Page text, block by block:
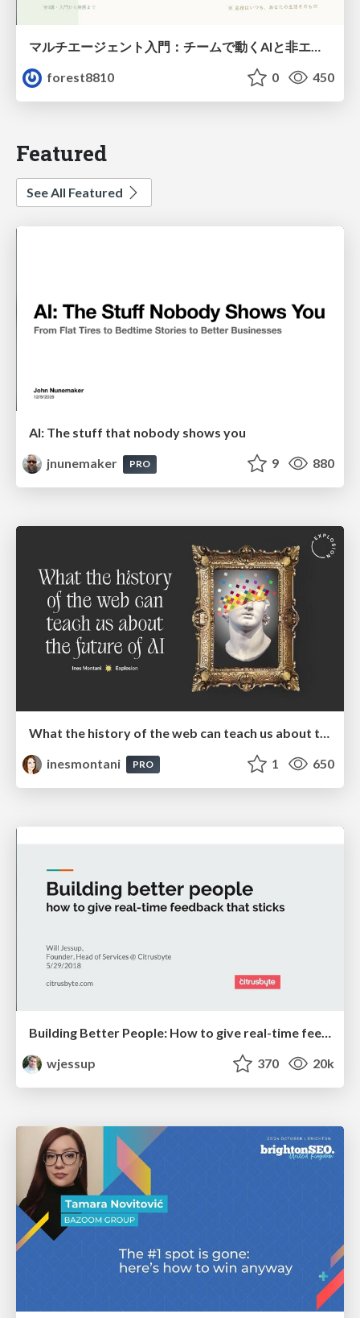
マルチエージェント入門：チームで動くAIと非エンジニアのための設計（Claude Code）
forest8810
0 450
Featured
See All Featured
AI: The stuff that nobody shows you
jnunemaker
PRO 9 880
What the history of the web can teach us about the future of AI
inesmontani
PRO 1 650
Building Better People: How to give real-time feedback that sticks.
wjessup
370 20k